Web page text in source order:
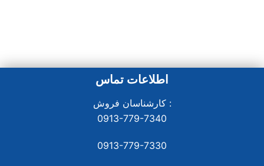
اطلاعات تماس
کارشناسان فروش :
0913-779-7340
0913-779-7330